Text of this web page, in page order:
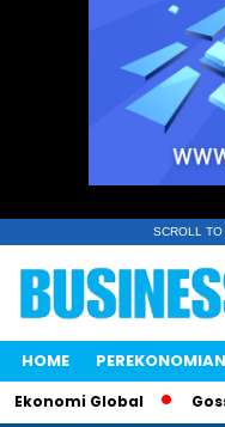
SCROLL TO
HOME PEREKONOMIAN
Global